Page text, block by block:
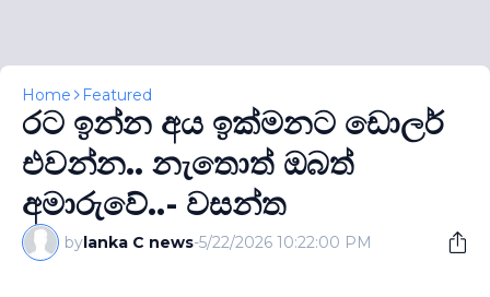
Home Featured
රට ඉන්න අය ඉක්මනට ඩොලර්
එවන්න.. නැතොත් ඔබත්
අමාරුවේ..- වසන්ත
bylanka C news-5/22/2026 10:22:00 PM